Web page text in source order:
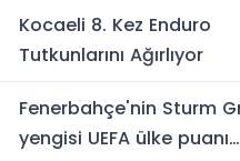
yanınızdayız'
Kocaeli 8. Kez Enduro
Tutkunlarını Ağırlıyor
Fenerbahçe'nin Sturm
yengisi UEFA ülke puanı